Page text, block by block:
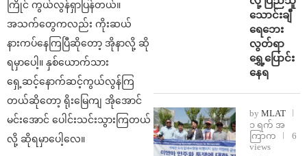
ကြိုင် ကွယ်လွန်ရှာပြန်တယ်။
အသက်တွေကလည်း ကိုးဆယ်
နားကပ်နေကြပြီဆိုတော့ အိုနာလို့ ဆို
ရမှာပေါ့။ နှစ်ယောက်သား
ရှေ့ဆင့်နောက်ဆင့်ကွယ်လွန်ကြ
တယ်ဆိုတော့ ရိုးမြေကျ အိုအောင်
မင်းအောင် ပေါင်းသင်းသွားကြတယ်
လို့ ဆိုရမှာပေါ့လေ။
သောင်းချီ
ရေဘေး
လွတ်ရာ
ရွှေ့ပြောင်း
နေရ
by MLAT
၁ ရက် အ
ကြာက
6
views